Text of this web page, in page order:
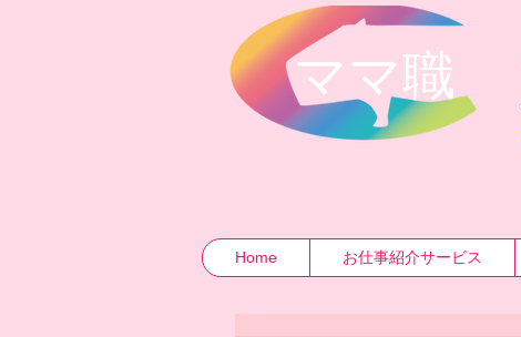
​ママ職
Home お仕事紹介サービス